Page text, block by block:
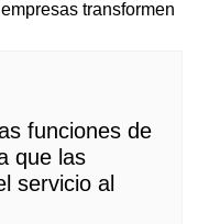
funciones de
que las
servicio al